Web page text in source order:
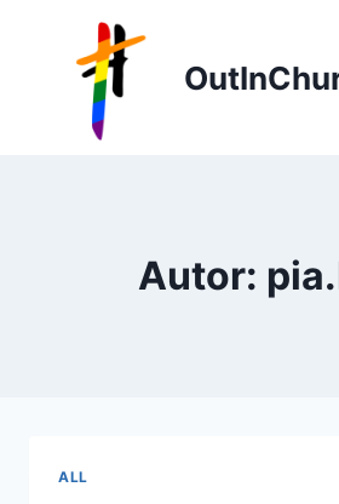
springen
Autor:
ALL